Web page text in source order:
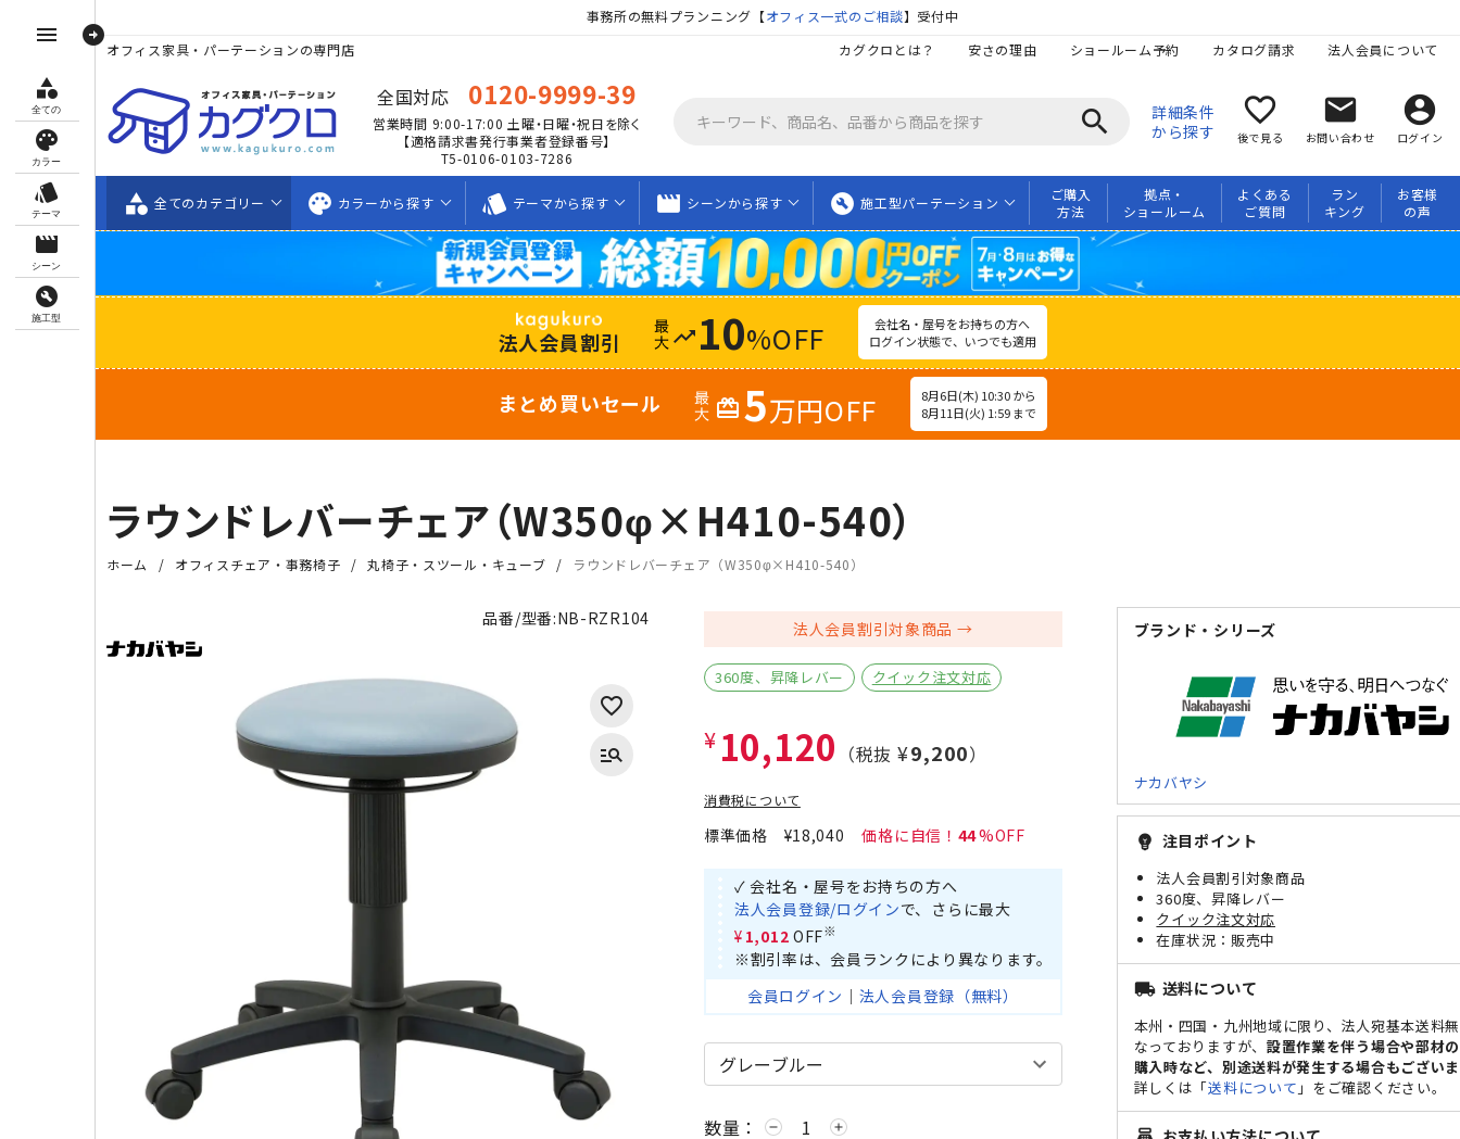
menu arrow_circle_right
category
全ての
palette
カラー
style
テーマ
movie_creation
シーン
build_circle
施工型
事務所の無料プランニング【オフィス一式のご相談】受付中
オフィス家具・パーテーションの専門店
カグクロとは？ 安さの理由 ショールーム予約 カタログ請求 法人会員について
全国対応 0120-9999-39
営業時間 9:00-17:00 土曜・日曜・祝日を除く
【適格請求書発行事業者登録番号】
T5-0106-0103-7286
search
詳細条件
から探す
favorite_border
後で見る
mail
お問い合わせ
account_circle
ログイン
category 全てのカテゴリー palette カラーから探す style テーマから探す movie_creation シーンから探す build_circle 施工型パーテーション
ご購入
方法
拠点・
ショールーム
よくある
ご質問
ラン
キング
お客様
の声
法人会員割引 trending_up 10%OFF
会社名・屋号をお持ちの方へ
ログイン状態で、いつでも適用
まとめ買いセール redeem 5万円OFF
8月6日(木) 10:30 から
8月11日(火) 1:59 まで
ラウンドレバーチェア（W350φ×H410-540）
ホーム オフィスチェア・事務椅子 丸椅子・スツール・キューブ ラウンドレバーチェア（W350φ×H410-540）
品番/型番:NB-RZR104 法人会員割引対象商品
360度、昇降レバー クイック注文対応
¥ 10,120 （税抜 ¥9,200）
消費税について
標準価格 ¥18,040 44
✓ 会社名・屋号をお持ちの方へ
法人会員登録/ログインで、さらに最大
¥1,012 OFF※
※割引率は、会員ランクにより異なります。
会員ログイン ｜ 法人会員登録（無料）
数量： remove add
ブランド・シリーズ
ナカバヤシ
emoji_objects 注目ポイント
法人会員割引対象商品
360度、昇降レバー
クイック注文対応
販売中
local_shipping 送料について
本州・四国・九州地域に限り、法人宛基本送料
なっておりますが、 設置作業を伴う場合や部材
購入時など、別途送料が発生する場合もござい
詳しくは「送料について 」をご確認ください。